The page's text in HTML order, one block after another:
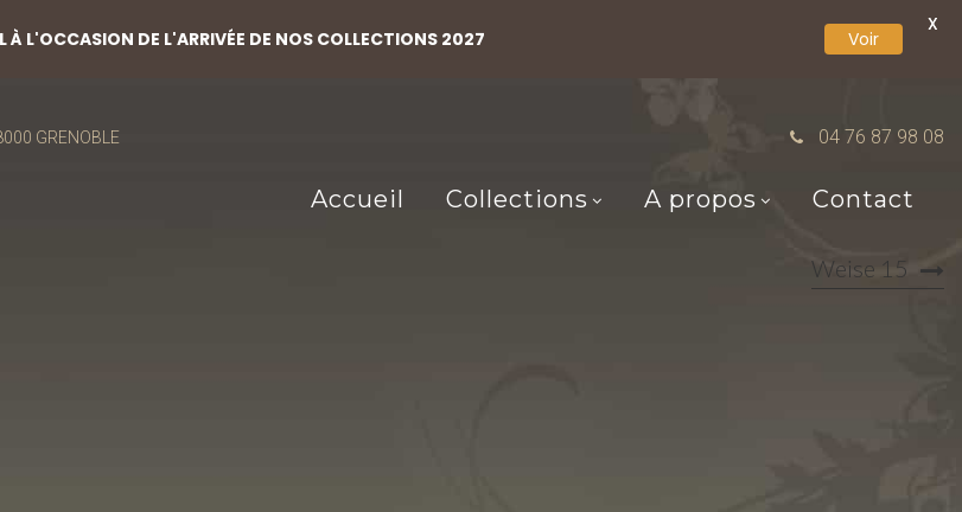
GRENOBLE 04 76 87 98 08
Accueil Collections A propos Contact
Weise 15
À L'OCCASION DE L'ARRIVÉE DE NOS COLLECTIONS 2027 Voir
X